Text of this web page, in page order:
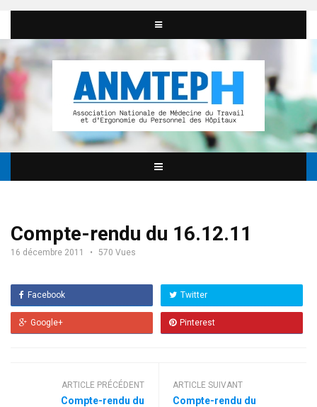
Compte-rendu du 16.12.11
16 décembre 2011 570 Vues
Facebook Twitter
Google+ Pinterest
ARTICLE PRÉCÉDENT
Compte-rendu du
ARTICLE SUIVANT
Compte-rendu du